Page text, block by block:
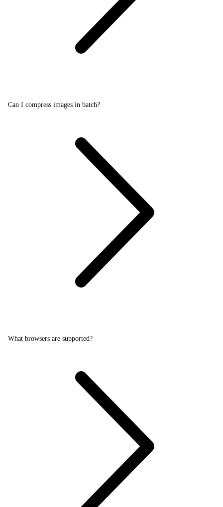
Can I compress images in batch?
What browsers are supported?